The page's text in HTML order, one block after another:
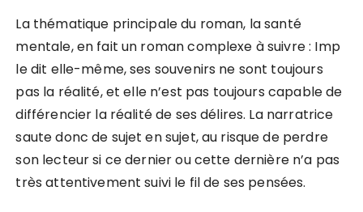
La thématique principale du roman, la santé
mentale, en fait un roman complexe à suivre : Imp
le dit elle-même, ses souvenirs ne sont toujours
pas la réalité, et elle n’est pas toujours capable de
différencier la réalité de ses délires. La narratrice
saute donc de sujet en sujet, au risque de perdre
son lecteur si ce dernier ou cette dernière n’a pas
très attentivement suivi le fil de ses pensées.